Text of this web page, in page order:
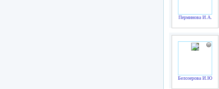
Перминова И.А.
Белозерова И.Ю.